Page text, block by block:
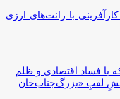
با رانت‌های ارزی
با فساد اقتصادی و ظلم
لقبِ «بزرگ‌جناب‌خان